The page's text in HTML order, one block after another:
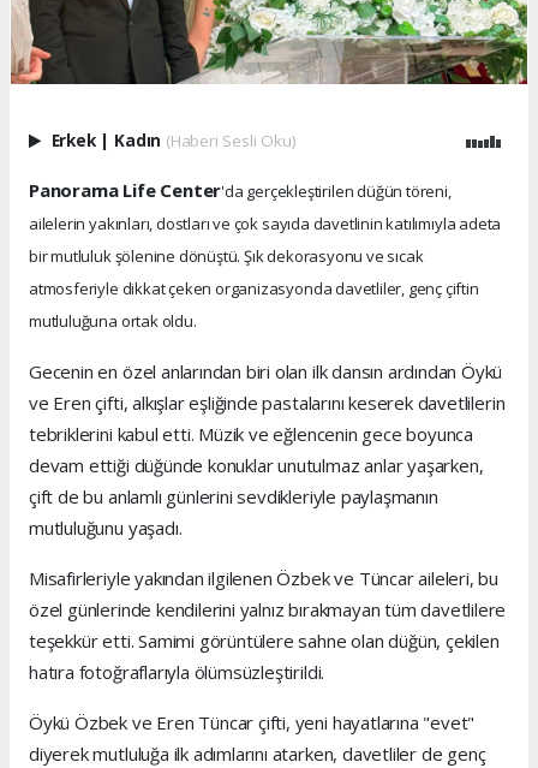
Erkek | Kadın (Haberi Sesli Oku)
Panorama Life Center'da gerçekleştirilen düğün töreni,
ailelerin yakınları, dostları ve çok sayıda davetlinin katılımıyla adeta
bir mutluluk şölenine dönüştü. Şık dekorasyonu ve sıcak
atmosferiyle dikkat çeken organizasyonda davetliler, genç çiftin
mutluluğuna ortak oldu.
Gecenin en özel anlarından biri olan ilk dansın ardından Öykü
ve Eren çifti, alkışlar eşliğinde pastalarını keserek davetlilerin
tebriklerini kabul etti. Müzik ve eğlencenin gece boyunca
devam ettiği düğünde konuklar unutulmaz anlar yaşarken,
çift de bu anlamlı günlerini sevdikleriyle paylaşmanın
mutluluğunu yaşadı.
Misafirleriyle yakından ilgilenen Özbek ve Tüncar aileleri, bu
özel günlerinde kendilerini yalnız bırakmayan tüm davetlilere
teşekkür etti. Samimi görüntülere sahne olan düğün, çekilen
hatıra fotoğraflarıyla ölümsüzleştirildi.
Öykü Özbek ve Eren Tüncar çifti, yeni hayatlarına "evet"
diyerek mutluluğa ilk adımlarını atarken, davetliler de genç